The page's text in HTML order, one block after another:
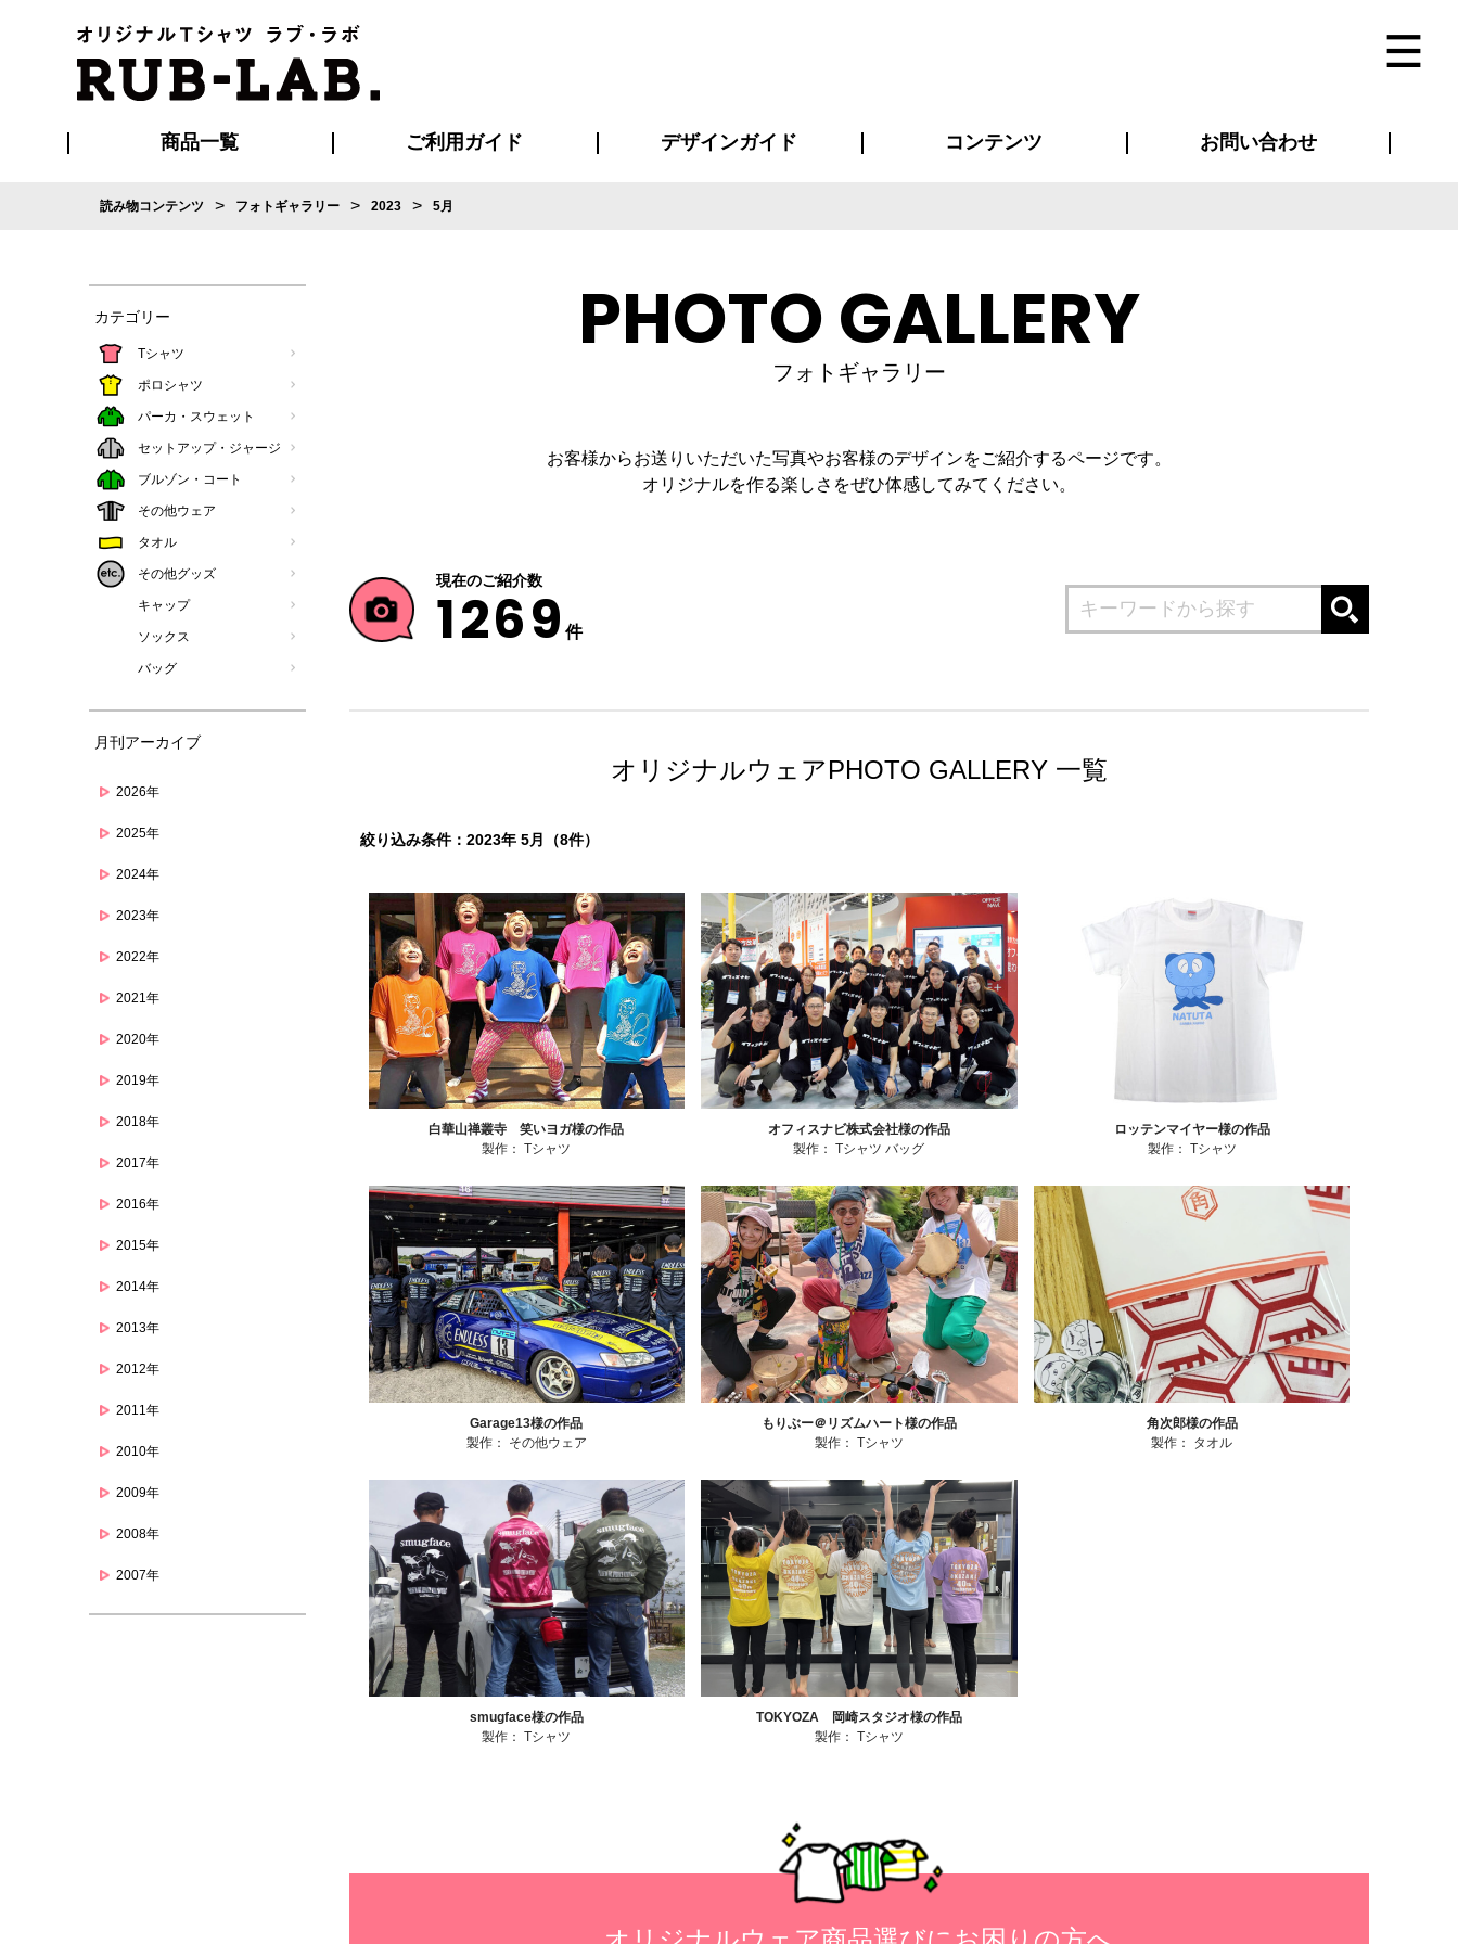
商品一覧 ご利用ガイド
ご利用ガイド
はじめての方へ
再注文の方へ
お支払い方法について
割引まとめページ
発送・特急サービスについて
版の保管期限について
よくある質問
デザインガイド コンテンツ お問い合わせ
読み物コンテンツ > フォトギャラリー > 2023 > 5月
カテゴリー
Tシャツ
ポロシャツ
パーカ・スウェット
セットアップ・ジャージ
ブルゾン・コート
その他ウェア
タオル
その他グッズ
キャップ
ソックス
バッグ
月刊アーカイブ
2026年
2025年
2024年
2023年
2022年
2021年
2020年
2019年
2018年
2017年
2016年
2015年
2014年
2013年
2012年
2011年
2010年
2009年
2008年
2007年
PHOTO GALLERY
フォトギャラリー
お客様からお送りいただいた写真やお客様のデザインをご紹介するページです。
オリジナルを作る楽しさをぜひ体感してみてください。
現在のご紹介数
1269件
オリジナルウェアPHOTO GALLERY 一覧
絞り込み条件：2023年 5月（8件）
白華山禅叢寺 笑いヨガ様の作品
製作：Tシャツ
オフィスナビ株式会社様の作品
製作：Tシャツ バッグ
ロッテンマイヤー様の作品
製作： Tシャツ
Garage13様の作品
製作： その他ウェア
もりぶー＠リズムハート様の作品
製作： Tシャツ
角次郎様の作品
製作： タオル
smugface様の作品
製作：Tシャツ
TOKYOZA 岡崎スタジオ様の作品
製作： Tシャツ